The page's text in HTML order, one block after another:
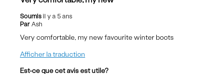
Soumisil y a 5 ans
Par Ash
Very comfortable, my new favourite winter boots
Afficher la traduction
Est-ce que cet avis est utile?